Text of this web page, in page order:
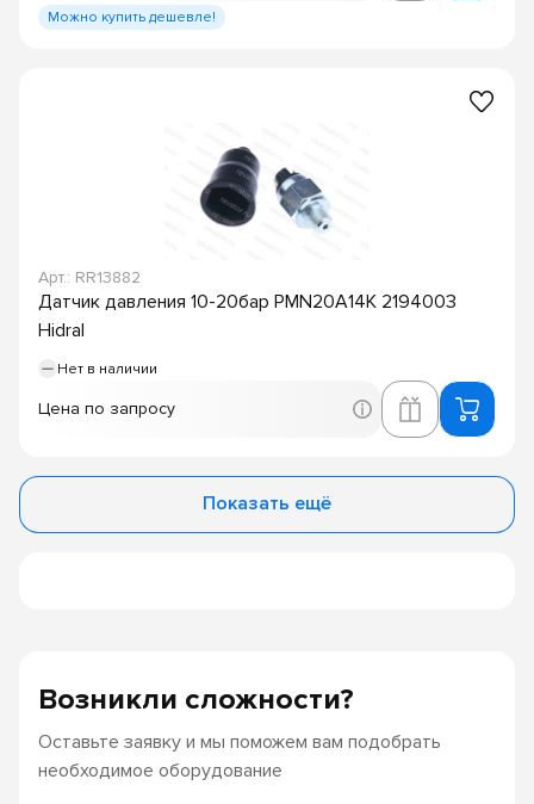
Можно купить дешевле!
Арт.: RR13882
Датчик давления 10-20бар PMN20A14K 2194003
Hidral
Нет в наличии
Цена по запросу
Показать ещё
Возникли сложности?
Оставьте заявку и мы поможем вам подобрать
необходимое оборудование